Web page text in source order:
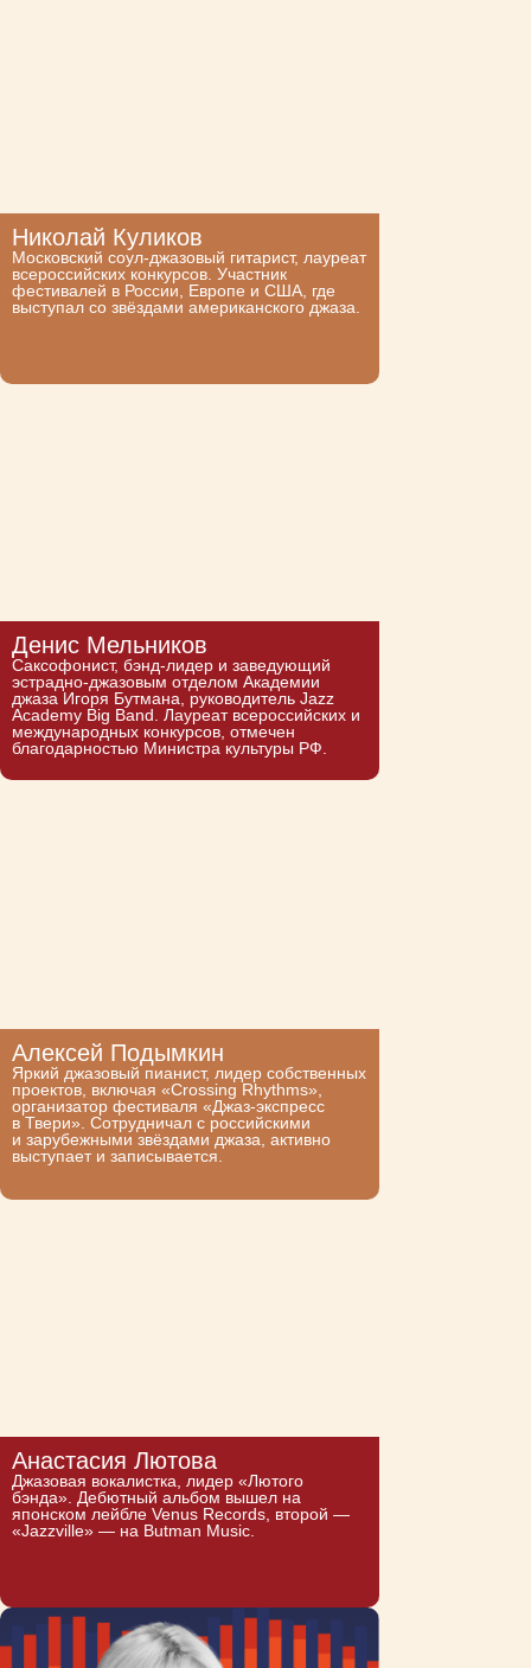
Николай Куликов
Московский соул-джазовый гитарист, лауреат
всероссийских конкурсов. Участник
фестивалей в России, Европе и США, где
выступал со звёздами американского джаза.
Денис Мельников
Саксофонист, бэнд-лидер и заведующий
эстрадно-джазовым отделом Академии
джаза Игоря Бутмана, руководитель Jazz
Academy Big Band. Лауреат всероссийских и
международных конкурсов, отмечен
благодарностью Министра культуры РФ.
Алексей Подымкин
Яркий джазовый пианист, лидер собственных
проектов, включая «Crossing Rhythms»,
организатор фестиваля «Джаз-экспресс
в Твери». Сотрудничал с российскими
и зарубежными звёздами джаза, активно
выступает и записывается.
Анастасия Лютова
Джазовая вокалистка, лидер «Лютого
бэнда». Дебютный альбом вышел на
японском лейбле Venus Records, второй —
«Jazzville» — на Butman Music.